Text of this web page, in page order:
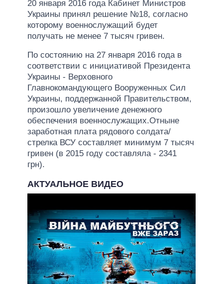
20 января 2016 года Кабинет Министров
Украины принял решение №18, согласно
которому военнослужащий будет
получать не менее 7 тысяч гривен.
По состоянию на 27 января 2016 года в
соответствии с инициативой Президента
Украины - Верховного
Главнокомандующего Вооруженных Сил
Украины, поддержанной Правительством,
произошло увеличение денежного
обеспечения военнослужащих.Отныне
заработная плата рядового солдата/
стрелка ВСУ составляет минимум 7 тысяч
гривен (в 2015 году составляла - 2341
грн).
АКТУАЛЬНОЕ ВИДЕО